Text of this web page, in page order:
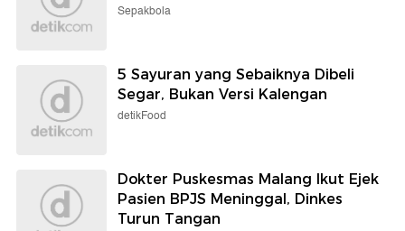
Sepakbola
5 Sayuran yang Sebaiknya Dibeli
Segar, Bukan Versi Kalengan
detikFood
Dokter Puskesmas Malang Ikut Ejek
Pasien BPJS Meninggal, Dinkes
Turun Tangan